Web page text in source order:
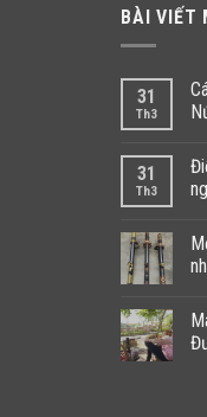
BÀI VIẾT
31
Th3
31
Th3